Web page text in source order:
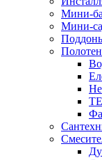
Мини-
Мини-